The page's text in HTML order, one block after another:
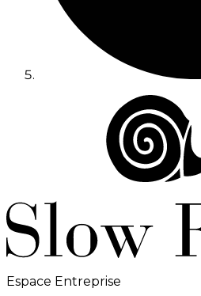
Espace Entreprise